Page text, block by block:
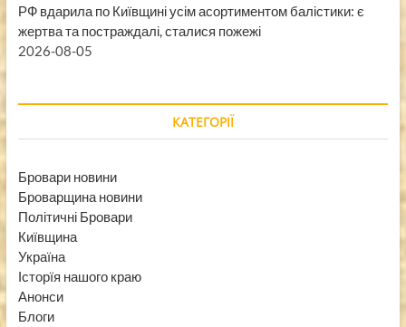
РФ вдарила по Київщині усім асортиментом балістики: є
жертва та постраждалі, сталися пожежі
2026-08-05
КАТЕГОРІЇ
Бровари новини
Броварщина новини
Політичні Бровари
Київщина
Україна
Історїя нашого краю
Анонси
Блоги